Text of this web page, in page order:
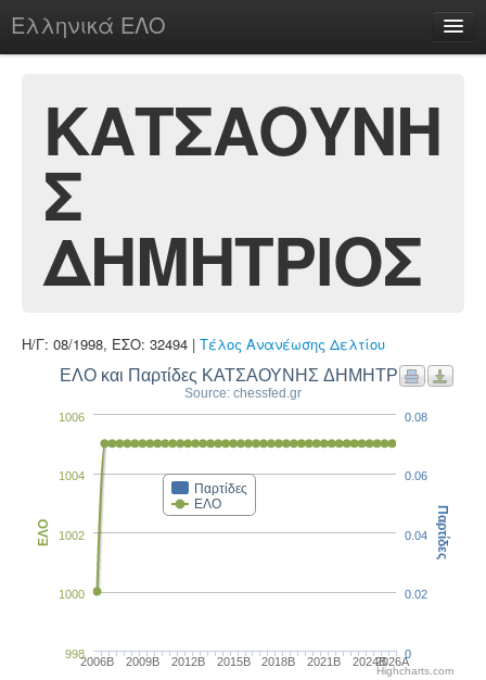
Ελληνικά ΕΛΟ
chesstu.be @ discord
Login
ΚΑΤΣΑΟΥΝΗ
Σ
ΔΗΜΗΤΡΙΟΣ
Η/Γ: 08/1998, ΕΣΟ: 32494 | Τέλος Ανανέωσης Δελτίου
ΕΛΟ και Παρτίδες ΚΑΤΣΑΟΥΝΗΣ ΔΗΜΗΤΡΙΟΣ
Source: chessfed.gr
Παρτίδες
ΕΛΟ
2006B 2009B 2012B 2015B 2018B 2021B 2024B2026A
1000
1002
1004
1006
998
ΕΛΟ
0
0.02
0.04
0.06
0.08
Παρτίδες
Highcharts.com